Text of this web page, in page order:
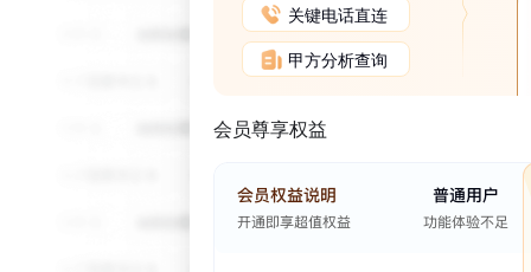
关键电话直连
甲方分析查询
会员尊享权益